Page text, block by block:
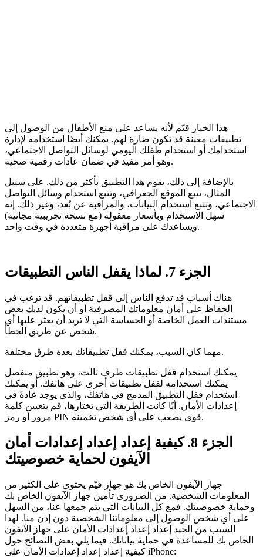
هذا الخيار قيّم لأنه يساعد على منع الأطفال من الوصول إلى
تطبيقات معينة قد تكون ضارة لهم. يمكنك أيضًا استخدامه لإدارة
استخدامك أو استخدام طفلك اليومي لوسائل التواصل الاجتماعي،
وهو أمر مفيد في ضمان عادات رقمية صحية.
بالإضافة إلى ذلك، يقوم هذا التطبيق بأكثر من ذلك. على سبيل
المثال، تتبع الموقع الجغرافي، وتتبع استخدام وسائل التواصل
الاجتماعي، وتتبع استخدام البيانات، والمراقبة عن بُعد، وغير ذلك. إنه
سهل الاستخدام وبأسعار معقولة (مع نسخة تجريبية مجانية)
ويساعدك على مراقبة أجهزة متعددة في وقت واحد.
الجزء 7. لماذا يقفل الناس التطبيقات
هناك أسباب قد تدفع الناس إلى قفل تطبيقاتهم. قد ترغب في
الحفاظ على أمان معلوماتك المصرفية أو أن يكون لديك بعض
مستندات العمل الخاصة أو الحساسة التي لا تريد أن يعثر عليها أي
شخص عن طريق الخطأ.
مهما كان السبب، يمكنك قفل تطبيقاتك بعدة طرق مختلفة.
يمكنك استخدام قفل تطبيقات طرف ثالث، وهو تطبيق منفصل
يمكنك استخدامه لقفل تطبيقات أخرى على هاتفك. أو يمكنك
استخدام قفل التطبيق المدمج في هاتفك، والذي يوجد عادةً في
إعدادات الأمان. أيًا كانت الطريقة التي تختارها، قم بتعيين كلمة
مرور أو رمز PIN قوي يصعب على أي شخص تخمينه.
الجزء 8. كيفية إعداد إعداد إعدادات أمان
الآيفون لحماية خصوصيتك
جهاز الآيفون الخاص بك هو جهاز قيّم يحتوي على الكثير من
المعلومات الشخصية. من الضروري تأمين جهاز الآيفون الخاص بك
وحماية خصوصيتك. فمع كل البيانات التي يتم جمعها عنا، من السهل
على أي شخص الوصول إلى معلوماتنا الشخصية دون إذن منا. لهذا
السبب من الجيد إعداد إعداد إعدادات الأمان على جهاز الآيفون
الخاص بك للمساعدة في حماية بياناتك. فيما يلي بعض النصائح حول
كيفية إعداد إعداد إعدادات الأمان على iPhone: